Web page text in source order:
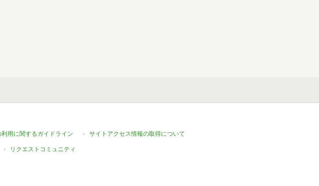
用に関するガイドライン サイトアクセス情報の取得について
リクエストコミュニティ